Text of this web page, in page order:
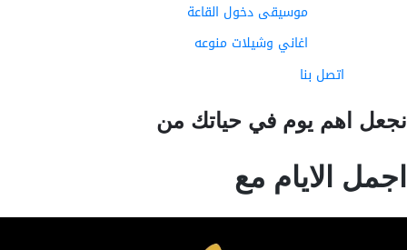
موسيقى دخول القاعة
اغاني وشيلات منوعه
اتصل بنا
اهم يوم في حياتك من
الايام مع